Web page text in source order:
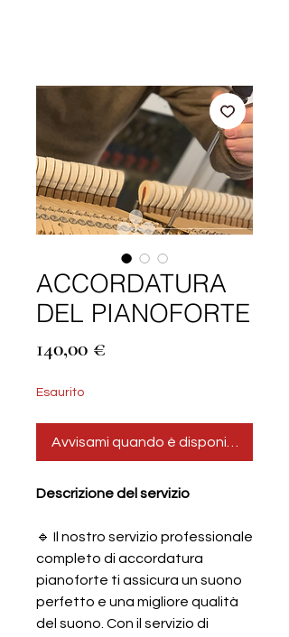
ACCORDATURA
DEL PIANOFORTE
140,00 €
Esaurito
Avvisami quando è disponibile
Descrizione del servizio
🔹 Il nostro servizio professionale
completo di accordatura
pianoforte ti assicura un suono
perfetto e una migliore qualità
del suono. Con il servizio di